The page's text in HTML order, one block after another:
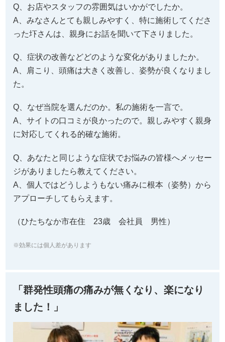
た。
Q、なぜ当院を選んだのか。私の施術を一言で。
に対応してくれる的確な施術。
Q、あなたと同じような症状でお悩みの皆様へメッセー
A、個人ではどうしようもない痛みに根本（姿勢）から
アプローチしてもらえます。
※効果には個人差があります
ました！」